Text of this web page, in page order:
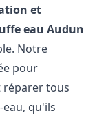
et
eau Audun
Notre
pour
tous
qu'ils